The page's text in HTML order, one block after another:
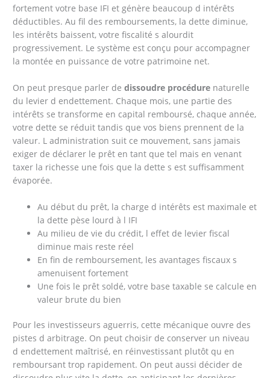
fortement votre base IFI et génère beaucoup d intérêts
déductibles. Au fil des remboursements, la dette diminue,
les intérêts baissent, votre fiscalité s alourdit
progressivement. Le système est conçu pour accompagner
la montée en puissance de votre patrimoine net.
On peut presque parler dedissoudre procédure naturelle
du levier d endettement. Chaque mois, une partie des
intérêts se transforme en capital remboursé, chaque année,
votre dette se réduit tandis que vos biens prennent de la
valeur. L administration suit ce mouvement, sans jamais
exiger de déclarer le prêt en tant que tel mais en venant
taxer la richesse une fois que la dette s est suffisamment
évaporée.
Au début du prêt, la charge d intérêts est maximale et
la dette pèse lourd à l IFI
Au milieu de vie du crédit, l effet de levier fiscal
diminue mais reste réel
En fin de remboursement, les avantages fiscaux s
amenuisent fortement
Une fois le prêt soldé, votre base taxable se calcule en
valeur brute du bien
Pour les investisseurs aguerris, cette mécanique ouvre des
pistes d arbitrage. On peut choisir de conserver un niveau
d endettement maîtrisé, en réinvestissant plutôt qu en
remboursant trop rapidement. On peut aussi décider de